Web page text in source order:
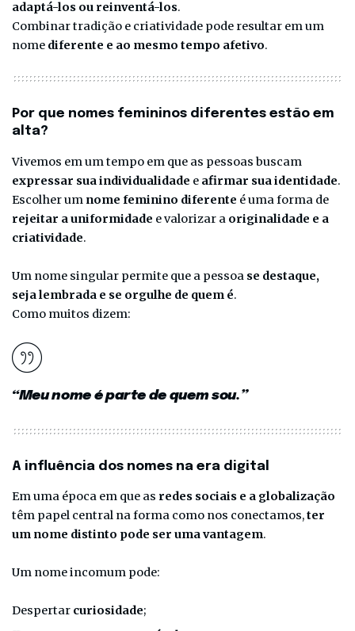
adaptá-los ou reinventá-los.
Combinar tradição e criatividade pode resultar em um
nome diferente e ao mesmo tempo afetivo.
Por que nomes femininos diferentes estão em
alta?
Vivemos em um tempo em que as pessoas buscam
expressar sua individualidade e afirmar sua identidade.
Escolher um nome feminino diferente é uma forma de
rejeitar a uniformidade e valorizar a originalidade e a
criatividade.
Um nome singular permite que a pessoa se destaque,
seja lembrada e se orgulhe de quem é.
Como muitos dizem:
“Meu nome é parte de quem sou.”
A influência dos nomes na era digital
Em uma época em que as redes sociais e a globalização
têm papel central na forma como nos conectamos,ter
um nome distinto pode ser uma vantagem.
Um nome incomum pode:
Despertar curiosidade;